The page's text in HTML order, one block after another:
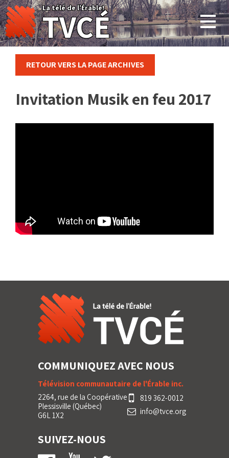
Skip
to
content
La télé de l'Érable!
TVCÉ
RETOUR VERS LA PAGE ARCHIVES
Invitation Musik en feu 2017
COMMUNIQUEZ AVEC NOUS
Télévision communautaire de l'Érable inc.
2264, rue de la Coopérative
Plessisville (Québec)
G6L 1X2
819 362-0012
info@tvce.org
SUIVEZ-NOUS